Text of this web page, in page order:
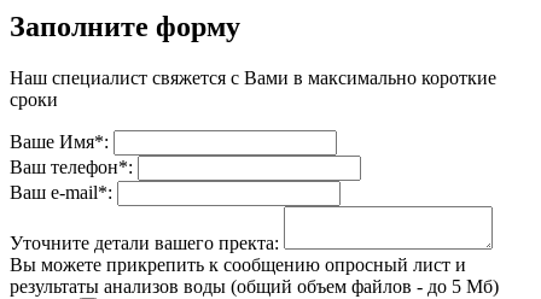
Заполните форму
Наш специалист свяжется с Вами в максимально короткие
сроки
Ваше Имя*:
Ваш телефон*:
Ваш е-mail*:
Уточните детали вашего пректа:
Вы можете прикрепить к сообщению опросный лист и
результаты анализов воды (общий объем файлов - до 5 Мб)